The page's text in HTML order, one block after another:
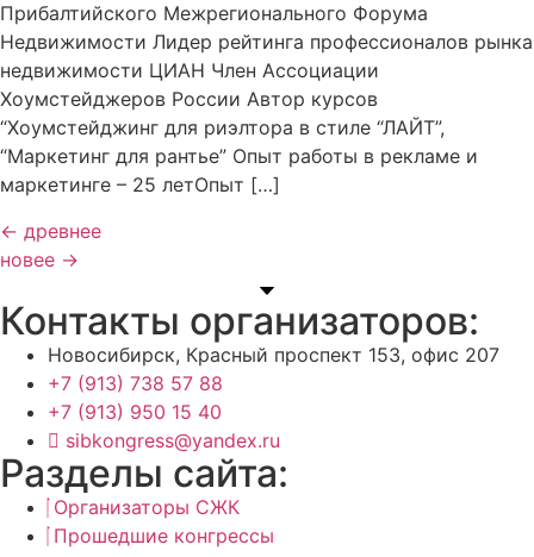
Прибалтийского Межрегионального Форума
Недвижимости Лидер рейтинга профессионалов рынка
недвижимости ЦИАН Член Ассоциации
Хоумстейджеров России Автор курсов
“Хоумстейджинг для риэлтора в стиле “ЛАЙТ”,
“Маркетинг для рантье” Опыт работы в рекламе и
маркетинге – 25 летОпыт […]
← древнее
новее →
Контакты организаторов:
Новосибирск, Красный проспект 153, офис 207
+7 (913) 738 57 88
+7 (913) 950 15 40
sibkongress@yandex.ru
Разделы сайта:
Организаторы СЖК
Прошедшие конгрессы